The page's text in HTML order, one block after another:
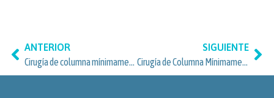
ANTERIOR
Cirugía de columna mínimamente invasiva: alternativas para pacientes de Benito Juárez y Del Valle Centro
SIGUIENTE
Cirugía de Columna Mínimamente Invasiva en Nápoles y Benito Juárez, CDMX